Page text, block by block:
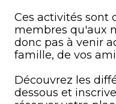
Ces activités sont
membres qu'aux
donc pas à venir
famille, de vos
Découvrez les
dessous et